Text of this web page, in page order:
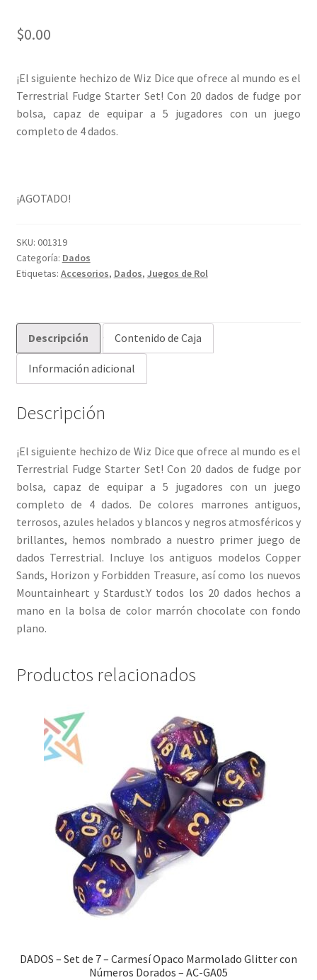
$0.00
¡El siguiente hechizo de Wiz Dice que ofrece al mundo es el
Terrestrial Fudge Starter Set! Con 20 dados de fudge por
bolsa, capaz de equipar a 5 jugadores con un juego
completo de 4 dados.
¡AGOTADO!
SKU: 001319
Categoría: Dados
Etiquetas: Accesorios, Dados, Juegos de Rol
Descripción Contenido de Caja
Información adicional
Descripción
¡El siguiente hechizo de Wiz Dice que ofrece al mundo es el
Terrestrial Fudge Starter Set! Con 20 dados de fudge por
bolsa, capaz de equipar a 5 jugadores con un juego
completo de 4 dados. De colores marrones antiguos,
terrosos, azules helados y blancos y negros atmosféricos y
brillantes, hemos nombrado a nuestro primer juego de
dados Terrestrial. Incluye los antiguos modelos Copper
Sands, Horizon y Forbidden Treasure, así como los nuevos
Mountainheart y Stardust.Y todos los 20 dados hechos a
mano en la bolsa de color marrón chocolate con fondo
plano.
Productos relacionados
DADOS – Set de 7 – Carmesí Opaco Marmolado Glitter con
Números Dorados – AC-GA05